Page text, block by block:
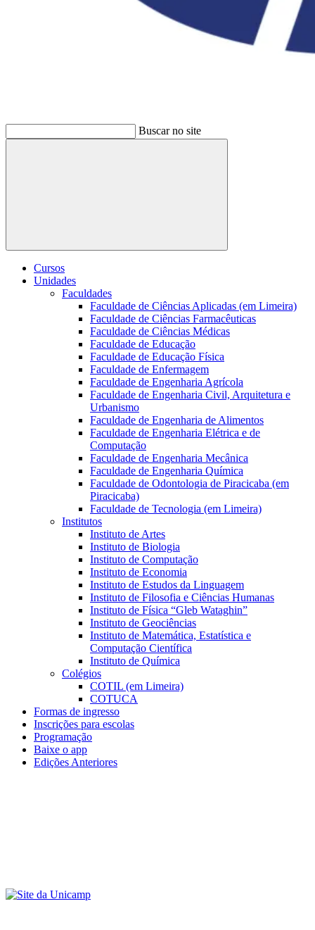
Buscar no site
Buscar
Cursos
Unidades
Faculdades
Faculdade de Ciências Aplicadas (em Limeira)
Faculdade de Ciências Farmacêuticas
Faculdade de Ciências Médicas
Faculdade de Educação
Faculdade de Educação Física
Faculdade de Enfermagem
Faculdade de Engenharia Agrícola
Faculdade de Engenharia Civil, Arquitetura e
Urbanismo
Faculdade de Engenharia de Alimentos
Faculdade de Engenharia Elétrica e de
Computação
Faculdade de Engenharia Mecânica
Faculdade de Engenharia Química
Faculdade de Odontologia de Piracicaba (em
Piracicaba)
Faculdade de Tecnologia (em Limeira)
Institutos
Instituto de Artes
Instituto de Biologia
Instituto de Computação
Instituto de Economia
Instituto de Estudos da Linguagem
Instituto de Filosofia e Ciências Humanas
Instituto de Física “Gleb Wataghin”
Instituto de Geociências
Instituto de Matemática, Estatística e
Computação Científica
Instituto de Química
Colégios
COTIL (em Limeira)
COTUCA
Formas de ingresso
Inscrições para escolas
Programação
Baixe o app
Edições Anteriores